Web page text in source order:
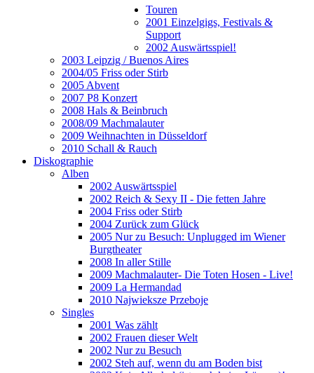
Touren
2001 Einzelgigs, Festivals &
Support
2002 Auswärtsspiel!
2003 Leipzig / Buenos Aires
2004/05 Friss oder Stirb
2005 Abvent
2007 P8 Konzert
2008 Hals & Beinbruch
2008/09 Machmalauter
2009 Weihnachten in Düsseldorf
2010 Schall & Rauch
Diskographie
Alben
2002 Auswärtsspiel
2002 Reich & Sexy II - Die fetten Jahre
2004 Friss oder Stirb
2004 Zurück zum Glück
2005 Nur zu Besuch: Unplugged im Wiener
Burgtheater
2008 In aller Stille
2009 Machmalauter- Die Toten Hosen - Live!
2009 La Hermandad
2010 Najwieksze Przeboje
Singles
2001 Was zählt
2002 Frauen dieser Welt
2002 Nur zu Besuch
2002 Steh auf, wenn du am Boden bist